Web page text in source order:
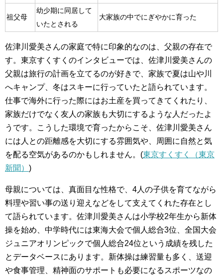
祖父母
幼少期に同居して
いたとされる
大家族の中でにぎやかに育った
佐津川愛美さんの家庭で特に印象的なのは、父親の存在で
す。東京すくすくのインタビューでは、佐津川愛美さんの
父親は旅行の計画を立てるのが好きで、家族で夏は山や川
へキャンプ、冬はスキーに行っていたと語られています。
仕事で海外に行った際にはお土産を買ってきてくれたり、
家族だけでなく友人の家族も大切にするような人だったよ
うです。こうした環境で育ったからこそ、佐津川愛美さん
には人との距離感を大切にする雰囲気や、周囲に自然と気
を配る空気があるのかもしれません。(東京すくすく（東京
新聞） )
母親については、真面目な性格で、4人の子供を育てながら
料理や習い事の送り迎えなどをして支えてくれた存在とし
て語られています。佐津川愛美さんは小学校2年生から新体
操を始め、中学時代には東海大会で個人総合3位、全国大会
ジュニアオリンピックで個人総合24位という成績を残した
とデータベースにあります。新体操は練習量も多く、送迎
や食事管理、精神面のサポートも必要になるスポーツなの